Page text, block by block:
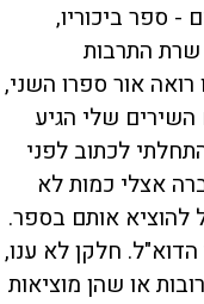
- ספר ביכוריו,
התרבות
אור ספרו השני,
שלי הגיע
לכתוב לפני
אצלי כמות לא
להוציא אותם בספר.
דרך הדוא"ל. חלקן לא ענו,
או שהן מוציאות